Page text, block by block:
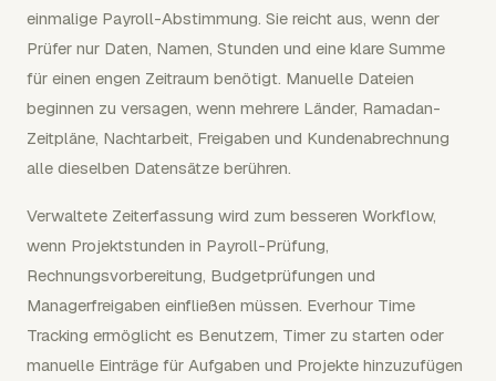
einmalige Payroll-Abstimmung. Sie reicht aus, wenn der
Prüfer nur Daten, Namen, Stunden und eine klare Summe
für einen engen Zeitraum benötigt. Manuelle Dateien
beginnen zu versagen, wenn mehrere Länder, Ramadan-
Zeitpläne, Nachtarbeit, Freigaben und Kundenabrechnung
alle dieselben Datensätze berühren.
Verwaltete Zeiterfassung wird zum besseren Workflow,
wenn Projektstunden in Payroll-Prüfung,
Rechnungsvorbereitung, Budgetprüfungen und
Managerfreigaben einfließen müssen. Everhour Time
Tracking ermöglicht es Benutzern, Timer zu starten oder
manuelle Einträge für Aufgaben und Projekte hinzuzufügen